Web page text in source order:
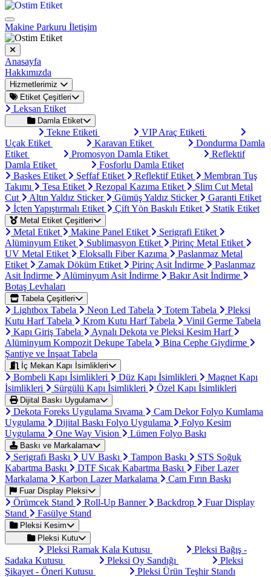
Makine Parkuru İletişim
Anasayfa
Hakkımızda
Hizmetlerimiz
Etiket Çeşitleri
Leksan Etiket
Damla Etiket
Tekne Etiketi
VIP Araç Etiketi
Uçak Etiket
Karavan Etiket
Dondurma Damla
Etiket
Promosyon Damla Etiket
Reflektif
Damla Etiket
Fosforlu Damla Etiket
Baskes Etiket
Şeffaf Etiket Reflektif Etiket
Membran Tuş
Takımı
Tesa Etiket Rezopal Kazıma Etiket
Slim Cut Metal
Cut
Altın Yaldız Sticker Gümüş Yaldız Sticker
Garanti Etiket
İçten Yapıştırmalı Etiket
Çift Yön Baskılı Etiket Statik Etiket
Metal Etiket Çeşitleri
Metal Etiket Makine Panel Etiket
Serigrafi Etiket
Alüminyum Etiket
Sublimasyon Etiket
Pirinç Metal Etiket
UV Metal Etiket
Eloksallı Fiber Kazıma
Paslanmaz Metal
Etiket
Zamak Döküm Etiket Pirinç Asit İndirme
Paslanmaz
Asit İndirme
Alüminyum Asit İndirme
Bakır Asit İndirme
Botaş Levhaları
Tabela Çeşitleri
Lightbox Tabela Neon Led Tabela Totem Tabela
Pleksi
Kutu Harf Tabela
Krom Kutu Harf Tabela
Vinil Germe Tabela
Kapı Giriş Tabela
Aynalı Dekota ve Pleksi Kesim Harf
Alüminyum Kompozit Dekupe Tabela
Bina Cephe Giydirme
Şantiye ve İnşaat Tabela
İç Mekan Kapı İsimlikleri
Bombeli Kapı İsimlikleri Düz Kapı İsimlikleri
Magnet Kapı
İsimlikleri
Sürgülü Kapı İsimlikleri Özel Kapı İsimlikleri
Dijital Baskı Uygulama
Dekota Foreks Uygulama Sıvama
Cam Dekor Folyo Kumlama
Uygulama
Dijital Baskı Folyo Uygulama
Folyo Kesim
Uygulama
One Way Vision Lümen Folyo Baskı
Baskı ve Markalama
Serigrafi Baskı UV Baskı Tampon Baskı
STS Soğuk
Kabartma Baskı
DTF Sıcak Kabartma Baskı
Fiber Lazer
Markalama
Karbon Lazer Markalama Cam Fırın Baskı
Fuar Display Pleksi
Örümcek Stand Roll-Up Banner Backdrop
Fuar Display
Stand
Fasülye Stand
Pleksi Kesim
Pleksi Kutu
Pleksi Ramak Kala Kutusu
Pleksi Bağış -
Sadaka Kutusu
Pleksi Oy Sandığı
Pleksi
Şikayet - Öneri Kutusu
Pleksi Ürün Teşhir Standı